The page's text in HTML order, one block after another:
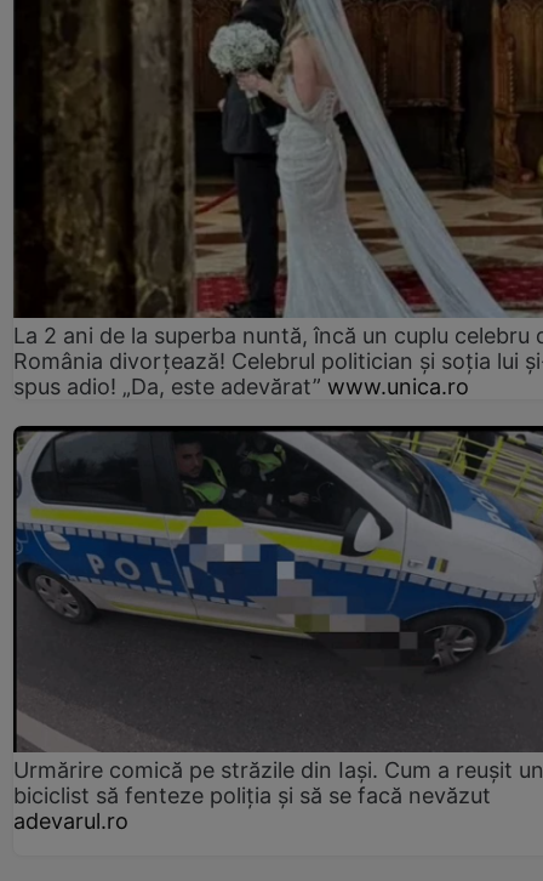
La 2 ani de la superba nuntă, încă un cuplu celebru
România divorțează! Celebrul politician și soția lui
spus adio! „Da, este adevărat” www.unica.ro
Urmărire comică pe străzile din Iași. Cum a reușit un
biciclist să fenteze poliția și să se facă nevăzut
adevarul.ro